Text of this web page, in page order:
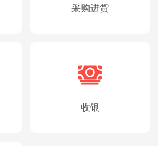
采购进货
收银